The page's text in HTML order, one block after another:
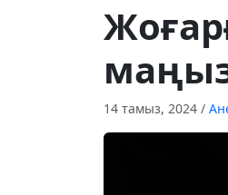
14 тамыз, 2024 /